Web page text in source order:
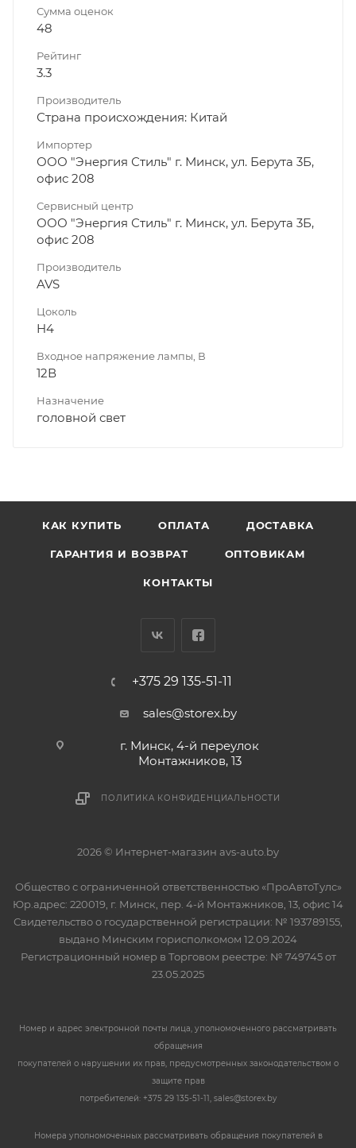
Сумма оценок
48
Рейтинг
3.3
Производитель
Страна происхождения: Китай
Импортер
ООО "Энергия Стиль" г. Минск, ул. Берута 3Б,
офис 208
Сервисный центр
ООО "Энергия Стиль" г. Минск, ул. Берута 3Б,
офис 208
Производитель
AVS
Цоколь
H4
Входное напряжение лампы, В
12В
Назначение
головной свет
КАК КУПИТЬ ОПЛАТА ДОСТАВКА
ГАРАНТИЯ И ВОЗВРАТ ОПТОВИКАМ
КОНТАКТЫ
+375 29 135-51-11
sales@storex.by
г. Минск, 4-й переулок
Монтажников, 13
ПОЛИТИКА КОНФИДЕНЦИАЛЬНОСТИ
2026 © Интернет-магазин avs-auto.by
Общество с ограниченной ответственностью «ПроАвтоТулс»
Юр.адрес: 220019, г. Минск, пер. 4-й Монтажников, 13, офис 14
Свидетельство о государственной регистрации: № 193789155,
выдано Минским горисполкомом 12.09.2024
Регистрационный номер в Торговом реестре: № 749745 от
23.05.2025
Номер и адрес электронной почты лица, уполномоченного рассматривать
обращения
покупателей о нарушении их прав, предусмотренных законодательством о
защите прав
потребителей: +375 29 135-51-11, sales@storex.by
Номера уполномоченных рассматривать обращения покупателей в